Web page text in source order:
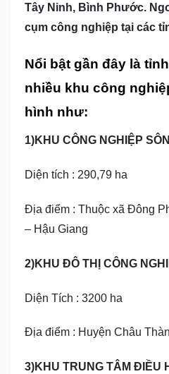
Tây Ninh, Bình Phước.
cụm công nghiệp tại các
Nổi bật gần đây là
nhiều khu công
hình như:
1)KHU CÔNG NGHIỆP
Diện tích : 290,79 ha
Địa điểm : Thuộc xã Đông
– Hậu Giang
2)KHU ĐÔ THỊ CÔNG
Diện Tích : 3200 ha
Địa điểm : Huyện Châu
3)KHU TRUNG TÂM ĐIỀU